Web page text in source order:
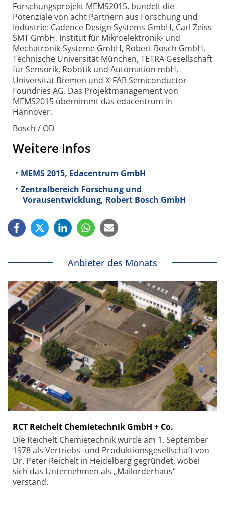
Forschungsprojekt MEMS2015, bündelt die
Potenziale von acht Partnern aus Forschung und
Industrie: Cadence Design Systems GmbH, Carl Zeiss
SMT GmbH, Institut für Mikroelektronik- und
Mechatronik-Systeme GmbH, Robert Bosch GmbH,
Technische Universität München, TETRA Gesellschaft
für Sensorik, Robotik und Automation mbH,
Universität Bremen und X-FAB Semiconductor
Foundries AG. Das Projektmanagement von
MEMS2015 übernimmt das edacentrum in
Hannover.
Bosch / OD
Weitere Infos
MEMS 2015, Edacentrum GmbH
Zentralbereich Forschung und
Vorausentwicklung, Robert Bosch GmbH
Anbieter des Monats
RCT Reichelt Chemietechnik GmbH + Co.
Die Reichelt Chemietechnik wurde am 1. September
1978 als Vertriebs- und Produktionsgesellschaft von
Dr. Peter Reichelt in Heidelberg gegründet, wobei
sich das Unternehmen als „Mailorderhaus“
verstand.